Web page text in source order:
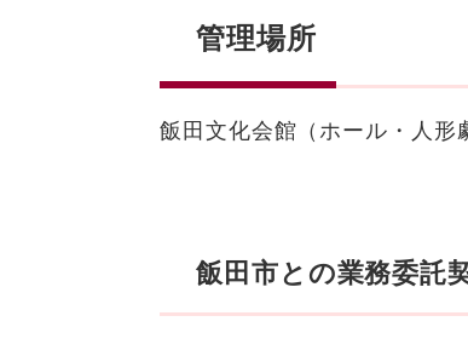
管理場所
飯田文化会館（ホール・人形
飯田市との業務委託